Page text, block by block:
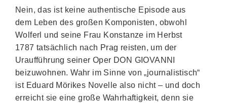
Nein, das ist keine authentische Episode aus
dem Leben des großen Komponisten, obwohl
Wolferl und seine Frau Konstanze im Herbst
1787 tatsächlich nach Prag reisten, um der
Uraufführung seiner Oper DON GIOVANNI
beizuwohnen. Wahr im Sinne von „journalistisch“
ist Eduard Mörikes Novelle also nicht – und doch
erreicht sie eine große Wahrhaftigkeit, denn sie